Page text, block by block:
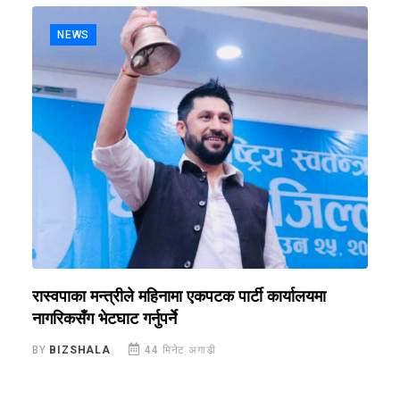
NEWS
रास्वपाका मन्त्रीले महिनामा एकपटक पार्टी कार्यालयमा
नागरिकसँग भेटघाट गर्नुपर्ने
BY BIZSHALA 44 मिनेट अगाडी